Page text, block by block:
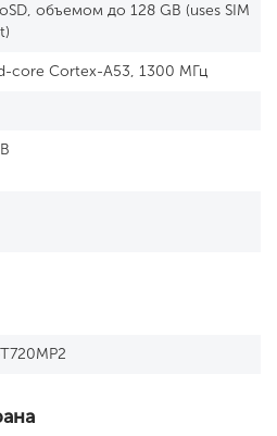
объемом до 128 GB (uses SIM
core Cortex-A53, 1300 МГц